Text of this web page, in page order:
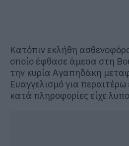
Κατόπιν εκλήθη
οποίο έφθασε άμεσα στη
την κυρία Αγαπηδάκη
Ευαγγελισμό για
κατά πληροφορίες είχε